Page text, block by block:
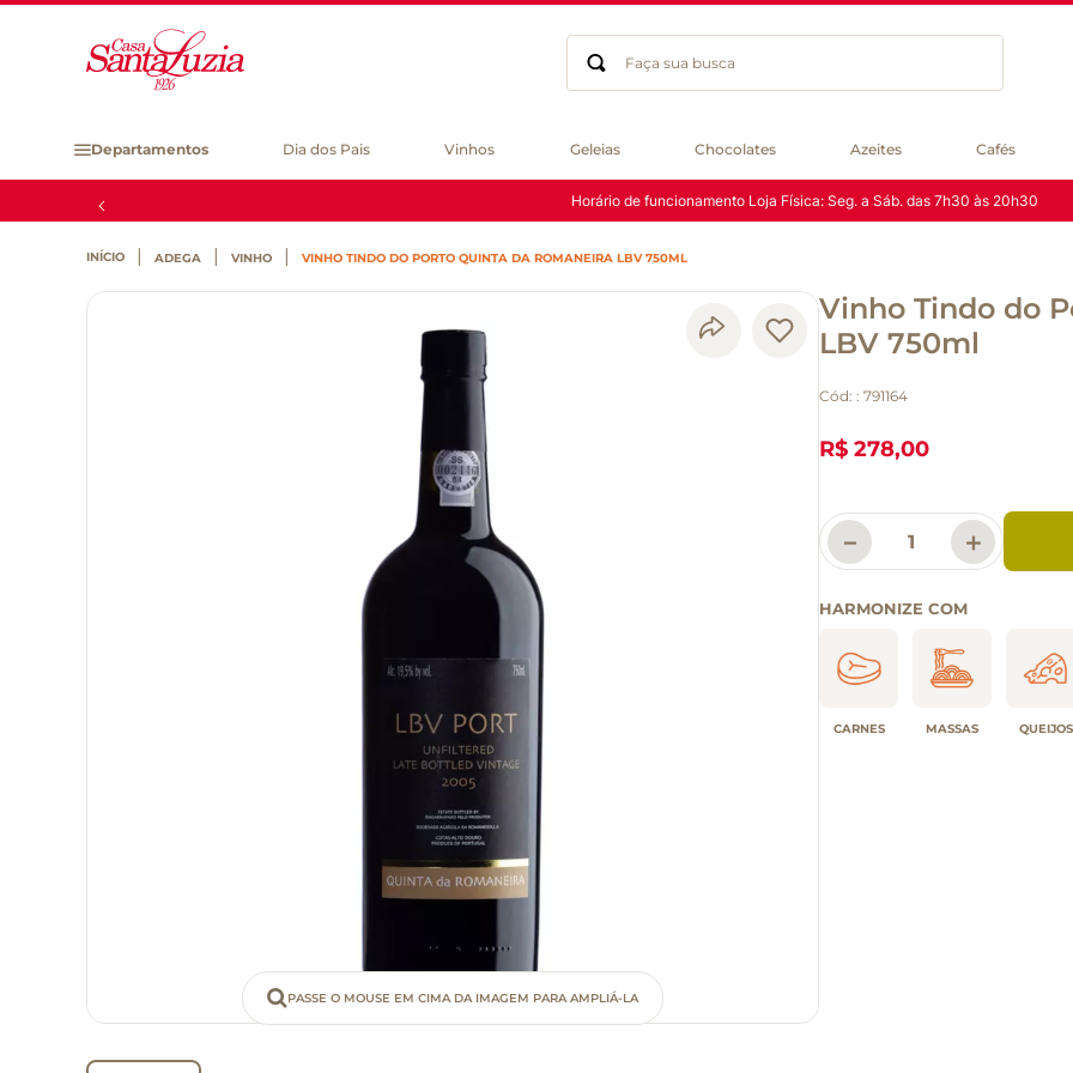
Faça sua busca
Departamentos Dia dos Pais Vinhos Geleias Chocolates Azeites Cafés
Horário de funcionamento Loja Física: Seg. a Sáb. das 7h30 às 20h30
ADEGA VINHO VINHO TINDO DO PORTO QUINTA DA ROMANEIRA LBV 750ML
PASSE O MOUSE EM CIMA DA IMAGEM PARA AMPLIÁ-LA
Vinho Tindo do
LBV 750ml
Cód: : 791164
R$ 278,00
＋
－
HARMONIZE COM
CARNES MASSAS QUEIJOS
gluten
chá